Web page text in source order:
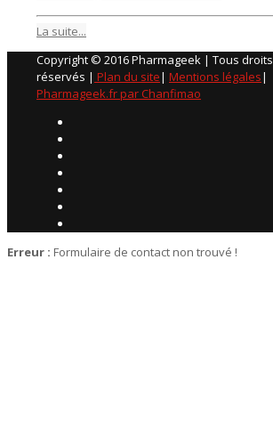
La suite...
Copyright © 2016 Pharmageek | Tous droits
réservés | Plan du site| Mentions légales|
Pharmageek.fr par Chanfimao
Erreur : Formulaire de contact non trouvé !